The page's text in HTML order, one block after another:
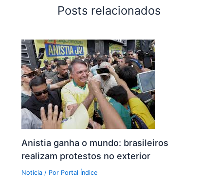
Posts relacionados
Anistia ganha o mundo: brasileiros
realizam protestos no exterior
Notícia / Por Portal Índice